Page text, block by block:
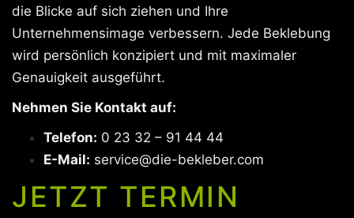
die Blicke auf sich ziehen und Ihre
Unternehmensimage verbessern. Jede Beklebung
wird persönlich konzipiert und mit maximaler
Genauigkeit ausgeführt.
Nehmen Sie Kontakt auf:
Telefon: 0 23 32 – 91 44 44
E-Mail: service@die-bekleber.com
JETZT TERMIN